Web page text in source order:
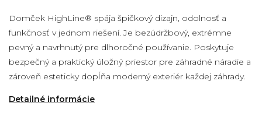
Domček HighLine® spája špičkový dizajn, odolnosť a
funkčnosť v jednom riešení. Je bezúdržbový, extrémne
pevný a navrhnutý pre dlhoročné používanie. Poskytuje
bezpečný a praktický úložný priestor pre záhradné náradie a
zároveň esteticky dopĺňa moderný exteriér každej záhrady.
Detailné informácie